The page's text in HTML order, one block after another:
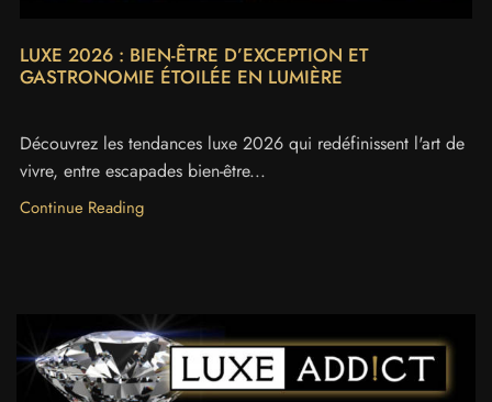
LUXE 2026 : BIEN-ÊTRE D’EXCEPTION ET
GASTRONOMIE ÉTOILÉE EN LUMIÈRE
Découvrez les tendances luxe 2026 qui redéfinissent l'art de
vivre, entre escapades bien-être...
Continue Reading